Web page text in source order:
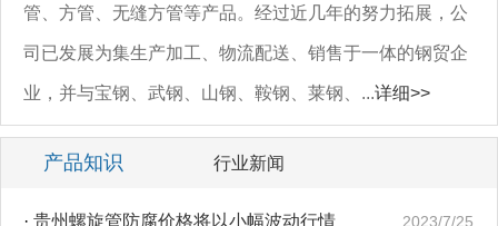
管、方管、无缝方管等产品。经过近几年的努力拓展，公
司已发展为集生产加工、物流配送、销售于一体的钢贸企
业，并与宝钢、武钢、山钢、鞍钢、莱钢、...详细>>
产品知识 行业新闻
· 贵州螺旋管防腐价格将以小幅波动行情 2023/7/25